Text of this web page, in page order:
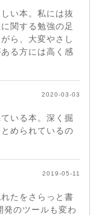
い本。私には抜
関する勉強の足
ら、大変やさし
る方には高く感
2020-03-03
いる本。深く掘
められているの
2019-05-11
たをさらっと書
発のツールも変わ